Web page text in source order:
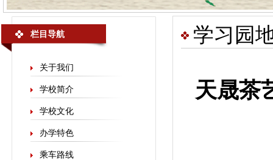
栏目导航
关于我们
学校简介
学校文化
办学特色
乘车路线
学习园
天晟茶